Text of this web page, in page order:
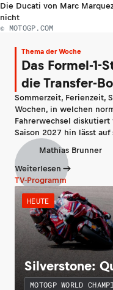
Die Ducati von Marc
nicht
© MOTOGP.COM
Thema der Woche
Das Formel-1-
die Transfer-
Sommerzeit, Ferienzeit,
Wochen, in welchen
Fahrerwechsel
Saison 2027 hin lässt
Mathias Brunner
Weiterlesen
TV-Programm
HEUTE
Silverstone:
MOTOGP WORLD